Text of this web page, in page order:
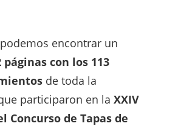
encontrar un
páginas con los 113
de toda la
participaron en la XXIV
Concurso de Tapas de